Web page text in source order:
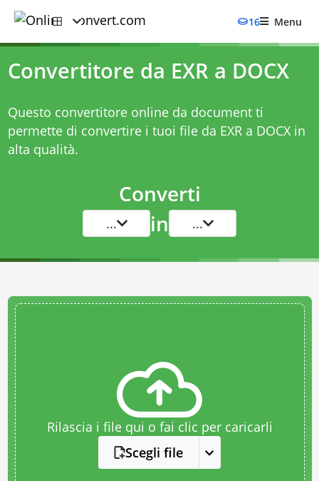
16 Menu
Convertitore da EXR a DOCX
Questo convertitore online da document ti
permette di convertire i tuoi file da EXR a DOCX in
alta qualità.
Converti
... in ...
Rilascia i file qui o fai clic per caricarli
Scegli file